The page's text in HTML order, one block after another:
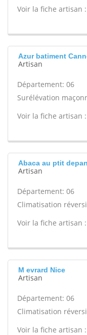
Voir la fiche artisan :
Azur batiment
Artisan
Département: 06
Surélévation
Voir la fiche artisan :
Abaca au ptit
Artisan
Département: 06
Climatisation
Voir la fiche artisan :
M evrard Nice
Artisan
Département: 06
Climatisation
Voir la fiche artisan :